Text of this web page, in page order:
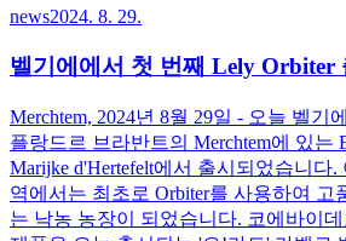
news2024. 8. 29.
벨기에에서 첫 번째 Lely Orbiter
Merchtem, 2024년 8월 29일 - 오늘 벨기
플랑드르 브라반트의 Merchtem에 있는
Marijke d'Hertefelt에서 출시되었습니다.
역에서는 최초로 Orbiter를 사용하여 고
는 낙농 농장이 되었습니다. 코에바이